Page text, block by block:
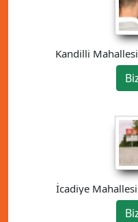
Kandilli
İcadiye